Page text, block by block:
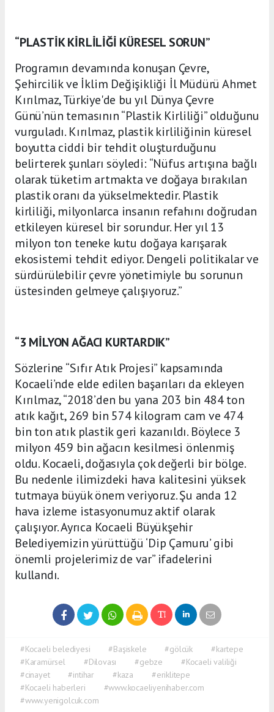
“PLASTİK KİRLİLİĞİ KÜRESEL SORUN”
Programın devamında konuşan Çevre,
Şehircilik ve İklim Değişikliği İl Müdürü Ahmet
Kırılmaz, Türkiye'de bu yıl Dünya Çevre
Günü’nün temasının “Plastik Kirliliği” olduğunu
vurguladı. Kırılmaz, plastik kirliliğinin küresel
boyutta ciddi bir tehdit oluşturduğunu
belirterek şunları söyledi: “Nüfus artışına bağlı
olarak tüketim artmakta ve doğaya bırakılan
plastik oranı da yükselmektedir. Plastik
kirliliği, milyonlarca insanın refahını doğrudan
etkileyen küresel bir sorundur. Her yıl 13
milyon ton teneke kutu doğaya karışarak
ekosistemi tehdit ediyor. Dengeli politikalar ve
sürdürülebilir çevre yönetimiyle bu sorunun
üstesinden gelmeye çalışıyoruz.”
“3 MİLYON AĞACI KURTARDIK”
Sözlerine “Sıfır Atık Projesi” kapsamında
Kocaeli’nde elde edilen başarıları da ekleyen
Kırılmaz, “2018’den bu yana 203 bin 484 ton
atık kağıt, 269 bin 574 kilogram cam ve 474
bin ton atık plastik geri kazanıldı. Böylece 3
milyon 459 bin ağacın kesilmesi önlenmiş
oldu. Kocaeli, doğasıyla çok değerli bir bölge.
Bu nedenle ilimizdeki hava kalitesini yüksek
tutmaya büyük önem veriyoruz. Şu anda 12
hava izleme istasyonumuz aktif olarak
çalışıyor. Ayrıca Kocaeli Büyükşehir
Belediyemizin yürüttüğü ‘Dip Çamuru’ gibi
önemli projelerimiz de var” ifadelerini
kullandı.
#Kocaeli belediyesi #Başiskele #gölcük
#kartepe
#Karamürsel
#Dilovası #gebze
#Kocaeli valiliği
#cinayet
#intihar #kaza
#eriklitepe
#Kocaeli haberleri
#www.kocaeliyenihaber.com
#www.yenigolcuk.com